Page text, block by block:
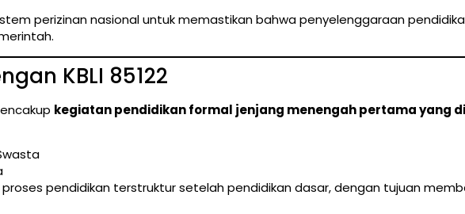
perizinan nasional untuk memastikan bahwa penyelenggaraan
KBLI 85122
kegiatan pendidikan formal jenjang menengah pertama yang
proses pendidikan terstruktur setelah pendidikan dasar, dengan tujuan